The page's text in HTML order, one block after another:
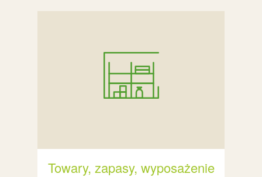
Towary, zapasy, wyposażenie